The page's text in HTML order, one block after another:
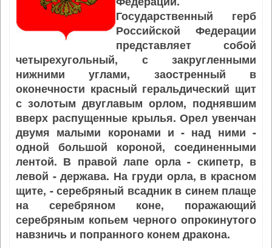
Государственный герб
Российской Федерации
представляет собой
четырехугольный, с закругленными
нижними углами, заостренный в
оконечности красный геральдический щит
с золотым двуглавым орлом, поднявшим
вверх распущенные крылья. Орел увенчан
двумя малыми коронами и - над ними -
одной большой короной, соединенными
лентой. В правой лапе орла - скипетр, в
левой - держава. На груди орла, в красном
щите, - серебряный всадник в синем плаще
на серебряном коне, поражающий
серебряным копьем черного опрокинутого
навзничь и попранного конем дракона.